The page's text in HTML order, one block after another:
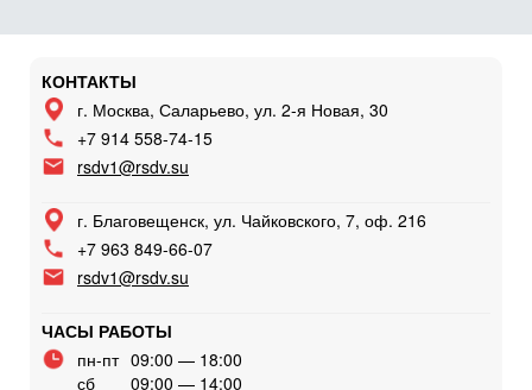
КОНТАКТЫ
г. Москва, Саларьево, ул. 2-я Новая, 30
+7 914 558-74-15
rsdv1@rsdv.su
г. Благовещенск, ул. Чайковского, 7, оф. 216
+7 963 849-66-07
rsdv1@rsdv.su
ЧАСЫ РАБОТЫ
пн-пт 09:00 — 18:00
сб
09:00 — 14:00